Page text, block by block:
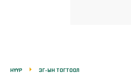
НҮҮР ЗГ-ЫН ТОГТООЛ